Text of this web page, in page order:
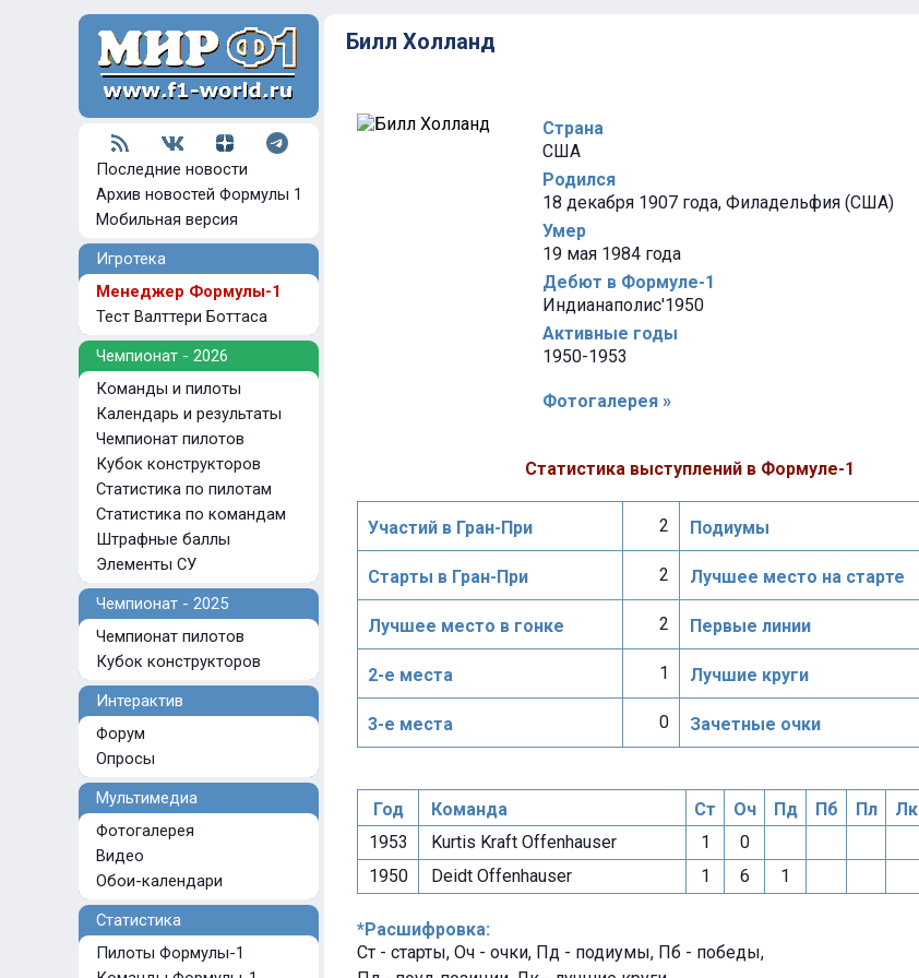
Последние новости
Архив новостей Формулы 1
Мобильная версия
Игротека
Менеджер Формулы-1
Тест Валттери Боттаса
Чемпионат - 2026
Команды и пилоты
Календарь и результаты
Чемпионат пилотов
Кубок конструкторов
Статистика по пилотам
Статистика по командам
Штрафные баллы
Элементы СУ
Чемпионат - 2025
Чемпионат пилотов
Кубок конструкторов
Интерактив
Форум
Опросы
Мультимедиа
Фотогалерея
Видео
Обои-календари
Статистика
Пилоты Формулы-1
Билл Холланд
Страна
США
Родился
18 декабря 1907 года, Филадельфия (США)
Умер
19 мая 1984 года
Дебют в Формуле-1
Индианаполис'1950
Активные годы
1950-1953
Фотогалерея »
Статистика выступлений в Формуле-1
Участий в Гран-При 2 Подиумы
Старты в Гран-При 2 Лучшее место на старте
Лучшее место в гонке 2 Первые линии
2-е места 1 Лучшие круги
3-е места 0 Зачетные очки
Год Команда Ст Оч Пд Пб Пл Лк
1953
Kurtis Kraft Offenhauser 1 0
1950
Deidt Offenhauser 1 6 1
*Расшифровка:
Ст - старты, Оч - очки, Пд - подиумы, Пб - победы,